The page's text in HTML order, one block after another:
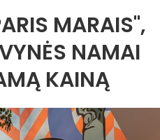
MARAIS",
NAMAI
KAINĄ